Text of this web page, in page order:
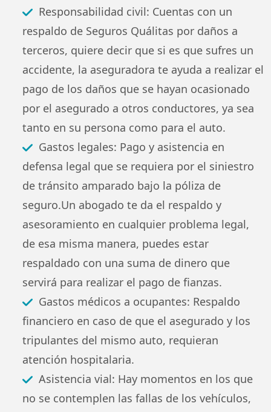
Responsabilidad civil: Cuentas con un
respaldo de Seguros Quálitas por daños a
terceros, quiere decir que si es que sufres un
accidente, la aseguradora te ayuda a realizar el
pago de los daños que se hayan ocasionado
por el asegurado a otros conductores, ya sea
tanto en su persona como para el auto.
Gastos legales: Pago y asistencia en
defensa legal que se requiera por el siniestro
de tránsito amparado bajo la póliza de
seguro.Un abogado te da el respaldo y
asesoramiento en cualquier problema legal,
de esa misma manera, puedes estar
respaldado con una suma de dinero que
servirá para realizar el pago de fianzas.
Gastos médicos a ocupantes: Respaldo
financiero en caso de que el asegurado y los
tripulantes del mismo auto, requieran
atención hospitalaria.
Asistencia vial: Hay momentos en los que
no se contemplen las fallas de los vehículos,